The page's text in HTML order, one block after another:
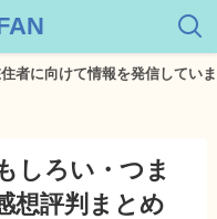
情報を発信しています。
しろい・つま
想評判まとめ